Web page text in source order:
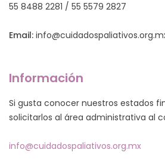
55 8488 2281 / 55 5579 2827
Email:
Información
Si gusta conocer nuestros estados
solicitarlos al área administrativa al
info@cuidadospaliativos.org.mx